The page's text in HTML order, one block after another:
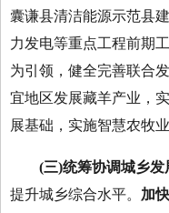
囊谦县清洁能源示范县
力发电等重点工程前期工
为引领，健全完善联合
宜地区发展藏羊产业，
展基础，实施智慧农牧
(三)统筹协调城乡发
提升城乡综合水平。 加